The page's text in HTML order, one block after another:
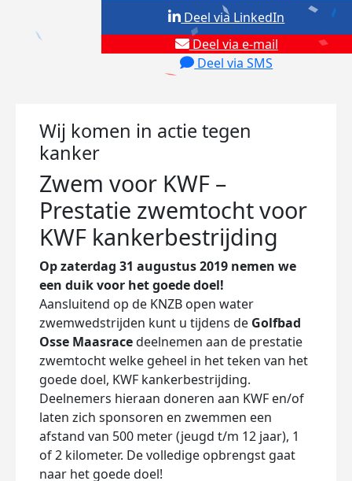
Deel via e-mail
Deel via SMS
Deel via LinkedIn
Wij komen in actie tegen
kanker
Zwem voor KWF –
Prestatie zwemtocht voor
KWF kankerbestrijding
Op zaterdag 31 augustus 2019 nemen we
een duik voor het goede doel!
Aansluitend op de KNZB open water
zwemwedstrijden kunt u tijdens de Golfbad
Osse Maasracedeelnemen aan de prestatie
zwemtocht welke geheel in het teken van het
goede doel, KWF kankerbestrijding.
Deelnemers hieraan doneren aan KWF en/of
laten zich sponsoren en zwemmen een
afstand van 500 meter (jeugd t/m 12 jaar), 1
of 2 kilometer. De volledige opbrengst gaat
naar het goede doel!